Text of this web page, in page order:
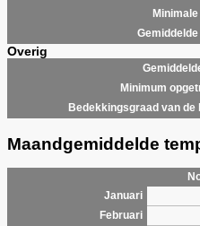
Overig
Minimum
Bedekkingsgraad van de
Maandgemiddelde
Januari
Februari